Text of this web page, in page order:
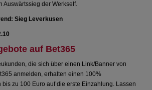
Auswärtssieg der Werkself.
Sieg Leverkusen
auf Bet365
die sich über einen Link/Banner von
anmelden, erhalten einen 100%
zu 100 Euro auf die erste Einzahlung. Lassen